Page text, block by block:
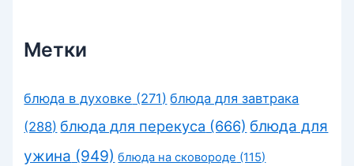
Метки
блюда в духовке (271) блюда для завтрака
(288) блюда для перекуса (666) блюда для
ужина (949) блюда на сковороде (115)